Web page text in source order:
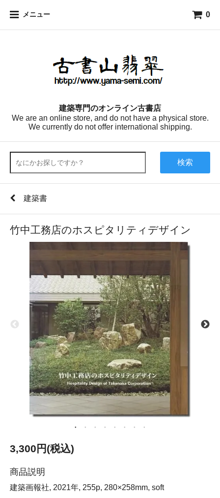
メニュー 0
建築専門のオンライン古書店
We are an online store, and do not have a physical store.
We currently do not offer international shipping.
検索
建築書
竹中工務店のホスピタリティデザイン
3,300円(税込)
商品説明
建築画報社, 2021年, 255p, 280×258mm, soft